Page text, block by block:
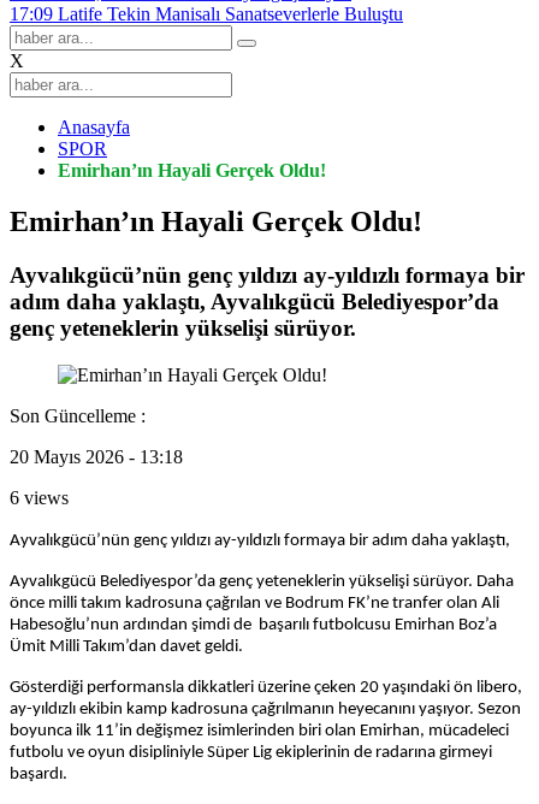
17:09 Latife Tekin Manisalı Sanatseverlerle Buluştu
X
Anasayfa
SPOR
Emirhan’ın Hayali Gerçek Oldu!
Emirhan’ın Hayali Gerçek Oldu!
Ayvalıkgücü’nün genç yıldızı ay-yıldızlı formaya bir
adım daha yaklaştı, Ayvalıkgücü Belediyespor’da
genç yeteneklerin yükselişi sürüyor.
Son Güncelleme :
20 Mayıs 2026 - 13:18
6 views
Ayvalıkgücü’nün genç yıldızı ay-yıldızlı formaya bir adım daha yaklaştı,
Ayvalıkgücü Belediyespor’da genç yeteneklerin yükselişi sürüyor. Daha
önce milli takım kadrosuna çağrılan ve Bodrum FK’ne tranfer olan Ali
Habesoğlu’nun ardından şimdi de başarılı futbolcusu Emirhan Boz’a
Ümit Milli Takım’dan davet geldi.
Gösterdiği performansla dikkatleri üzerine çeken 20 yaşındaki ön libero,
ay-yıldızlı ekibin kamp kadrosuna çağrılmanın heyecanını yaşıyor. Sezon
boyunca ilk 11’in değişmez isimlerinden biri olan Emirhan, mücadeleci
futbolu ve oyun disipliniyle Süper Lig ekiplerinin de radarına girmeyi
başardı.